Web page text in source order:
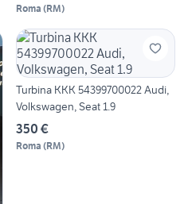
Roma (RM)
Turbina KKK 54399700022 Audi,
Volkswagen, Seat 1.9
350 €
Roma (RM)